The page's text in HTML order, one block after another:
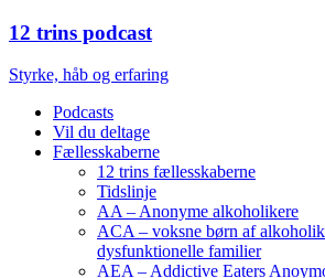
12 trins podcast
Styrke, håb og erfaring
Podcasts
Vil du deltage
Fællesskaberne
12 trins fællesskaberne
Tidslinje
AA – Anonyme alkoholikere
ACA – voksne børn af
dysfunktionelle familier
AEA – Addictive Eaters